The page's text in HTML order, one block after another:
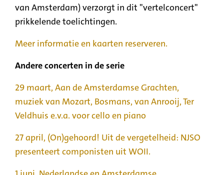
van Amsterdam) verzorgt in dit "vertelconcert"
prikkelende toelichtingen.
Meer informatie en kaarten reserveren.
Andere concerten in de serie
29 maart, Aan de Amsterdamse Grachten,
muziek van Mozart, Bosmans, van Anrooij, Ter
Veldhuis e.v.a. voor cello en piano
27 april, (On)gehoord! Uit de vergetelheid: NJSO
presenteert componisten uit WOII.